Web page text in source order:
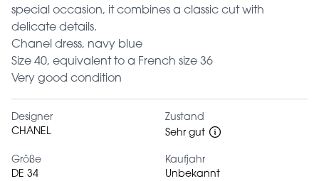
special occasion, it combines a classic cut with
delicate details.
Chanel dress, navy blue
Size 40, equivalent to a French size 36
Very good condition
Designer
CHANEL
Zustand
Sehr gut
Größe
DE 34
Kaufjahr
Unbekannt